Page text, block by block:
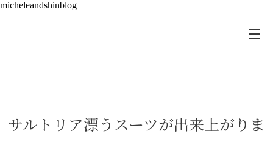
micheleandshinblog
サルトリア漂うスーツが出来上がりま